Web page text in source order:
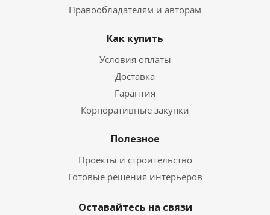
Правообладателям и авторам
Как купить
Условия оплаты
Доставка
Гарантия
Корпоративные закупки
Полезное
Проекты и строительство
Готовые решения интерьеров
Оставайтесь на связи